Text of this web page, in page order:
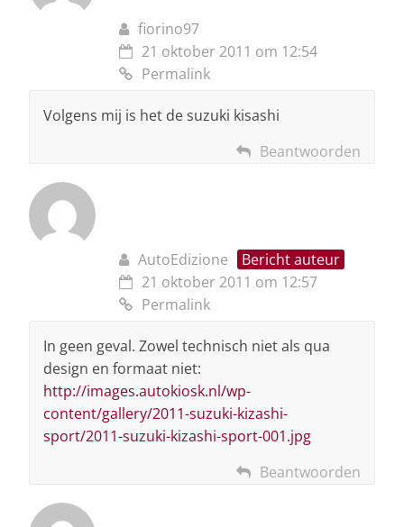
fiorino97
21 oktober 2011 om 12:54
Permalink
Volgens mij is het de suzuki kisashi
Beantwoorden
AutoEdizione
Bericht auteur
21 oktober 2011 om 12:57
Permalink
In geen geval. Zowel technisch niet als qua
design en formaat niet:
http://images.autokiosk.nl/wp-
content/gallery/2011-suzuki-kizashi-
sport/2011-suzuki-kizashi-sport-001.jpg
Beantwoorden